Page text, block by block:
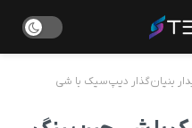
بنیان‌گذار دیپ‌سیک با شی